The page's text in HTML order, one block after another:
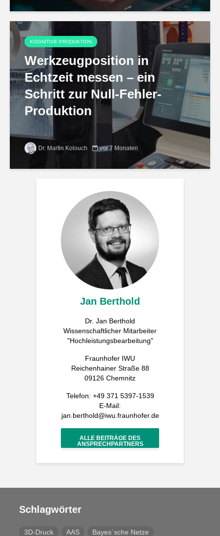
KOGNITIVE PRODUKTION
Werkzeugposition in
Echtzeit messen – ein
Schritt zur Null-Fehler-
Produktion
Dr. Martin Kolouch vor 7 Monaten
Jan Berthold
Dr. Jan Berthold
Wissenschaftlicher Mitarbeiter
"Hochleistungsbearbeitung"
Fraunhofer IWU
Reichenhainer Straße 88
09126 Chemnitz
Telefon: +49 371 5397-1539
E-Mail:
jan.berthold@iwu.fraunhofer.de
ALLE BEITRÄGE DES
ANSPRECHPARTNERS
Schlagwörter
3D-Druck AAS
Bayes´sche Netze